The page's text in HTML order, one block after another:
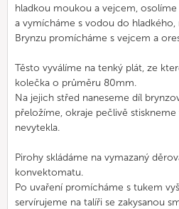
hladkou moukou a vejcem,
a vymícháme s vodou do hladkého,
Brynzu promícháme s vejcem a
Těsto vyválíme na tenký plát, ze
kolečka o průměru 80mm.
Na jejich střed naneseme díl
přeložíme, okraje pečlivě stiskneme
nevytekla.
Pirohy skládáme na vymazaný
konvektomatu.
Po uvaření promícháme s tukem
servírujeme na talíři se zakysanou